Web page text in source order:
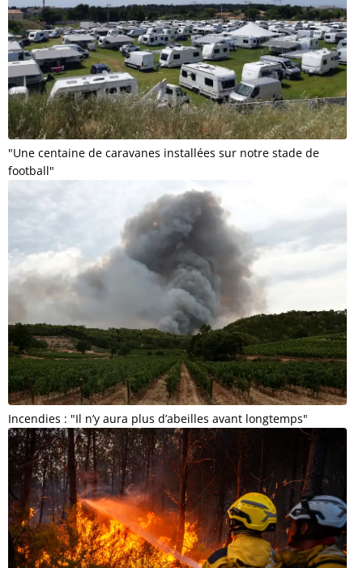
"Une centaine de caravanes installées sur notre stade de
football"
Incendies : "Il n’y aura plus d’abeilles avant longtemps"